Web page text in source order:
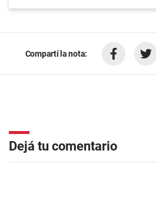
Compartí la nota:
Dejá tu comentario